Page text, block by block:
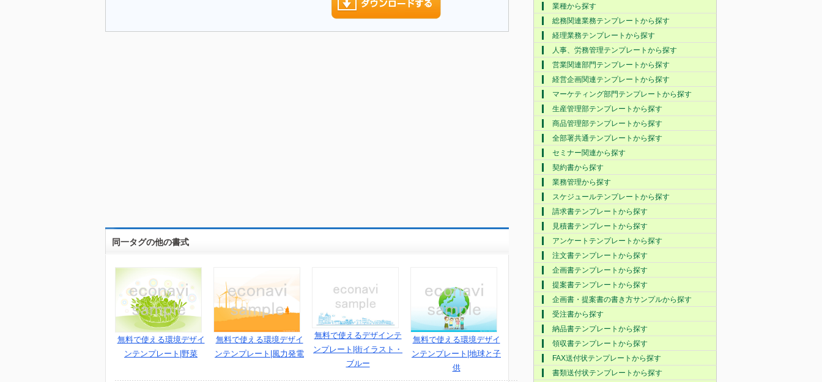
同一タグの他の書式
無料で使える環境デザイ
ンテンプレート|野菜
無料で使える環境デザイ
ンテンプレート|風力発電
無料で使えるデザインテ
ンプレート|街イラスト・
ブルー
無料で使える環境デザイ
ンテンプレート|地球と子
供
業種から探す
総務関連業務テンプレートから探す
経理業務テンプレートから探す
人事、労務管理テンプレートから探す
営業関連部門テンプレートから探す
経営企画関連テンプレートから探す
マーケティング部門テンプレートから探す
生産管理部テンプレートから探す
商品管理部テンプレートから探す
全部署共通テンプレートから探す
セミナー関連から探す
契約書から探す
業務管理から探す
スケジュールテンプレートから探す
請求書テンプレートから探す
見積書テンプレートから探す
アンケートテンプレートから探す
注文書テンプレートから探す
企画書テンプレートから探す
提案書テンプレートから探す
企画書・提案書の書き方サンプルから探す
受注書から探す
納品書テンプレートから探す
領収書テンプレートから探す
FAX送付状テンプレートから探す
書類送付状テンプレートから探す